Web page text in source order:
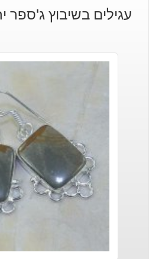
עגילים בשיבוץ ג'ספר